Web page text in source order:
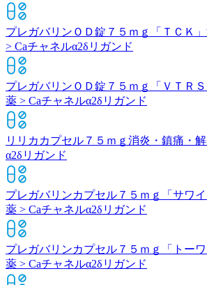
プレガバリンＯＤ錠７５ｍｇ「ＴＣＫ」
> Caチャネルα2δリガンド
プレガバリンＯＤ錠７５ｍｇ「ＶＴＲＳ
薬 > Caチャネルα2δリガンド
リリカカプセル７５ｍｇ 消炎・鎮痛・
α2δリガンド
プレガバリンカプセル７５ｍｇ「サワイ
薬 > Caチャネルα2δリガンド
プレガバリンカプセル７５ｍｇ「トーワ
薬 > Caチャネルα2δリガンド